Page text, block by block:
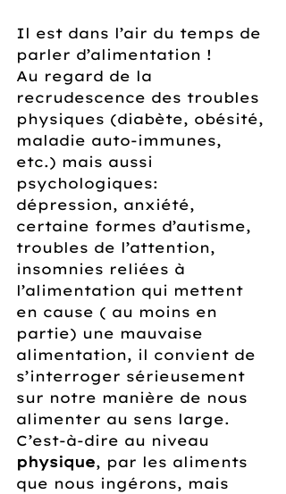
Il est dans l’air du temps de
parler d’alimentation !
Au regard de la
recrudescence des troubles
physiques (diabète, obésité,
maladie auto-immunes,
etc.) mais aussi
psychologiques:
dépression, anxiété,
certaine formes d’autisme,
troubles de l’attention,
insomnies reliées à
l’alimentation qui mettent
en cause ( au moins en
partie) une mauvaise
alimentation, il convient de
s’interroger sérieusement
sur notre manière de nous
alimenter au sens large.
C’est-à-dire au niveau
physique, par les aliments
que nous ingérons, mais